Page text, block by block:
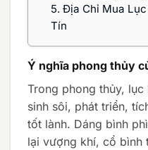
5. Địa Chỉ Mua
Tín
Ý nghĩa phong thủy
Trong phong thủy,
sinh sôi, phát triển,
tốt lành. Dáng bình
lại vượng khí, cổ bình